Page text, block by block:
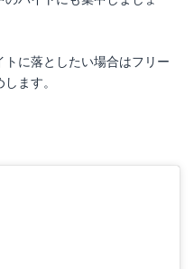
に落としたい場合はフリー
ます。